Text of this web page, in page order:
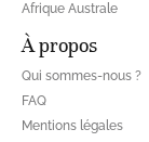
Afrique Australe
À propos
Qui sommes-nous ?
FAQ
Mentions légales